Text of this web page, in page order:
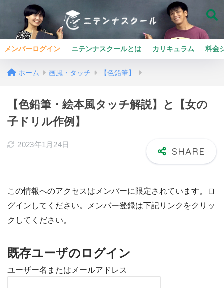
メンバーログイン ニテンナスクールとは カリキュラム 料金
ホーム 画風・タッチ 【色鉛筆】
【色鉛筆・絵本風タッチ解説】と【女の
子ドリル作例】
2023年1月24日
この情報へのアクセスはメンバーに限定されています。ロ
グインしてください。メンバー登録は下記リンクをクリッ
クしてください。
既存ユーザのログイン
ユーザー名またはメールアドレス